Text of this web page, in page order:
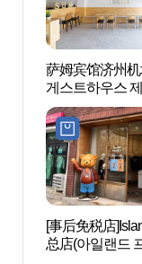
萨姆宾馆济州
게스트하우스
점)
[事后免税店
总店(아일랜드